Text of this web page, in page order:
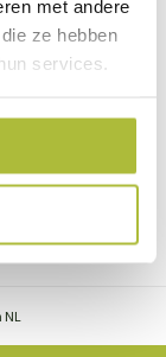
met andere
ze hebben
services.
zijn.
en zijn
een keuze te
telefonisch of
maandag
NL